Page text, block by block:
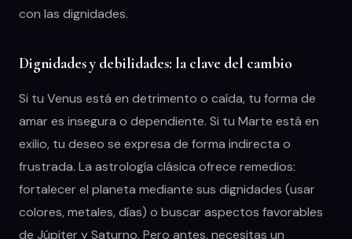
con las dignidades.
Dignidades y debilidades: la clave del cambio
Si tu Venus está en detrimento o caída, tu forma de
amar es insegura o dependiente. Si tu Marte está en
exilio, tu deseo se expresa de forma indirecta o
frustrada. La astrología clásica ofrece remedios:
fortalecer el planeta mediante sus dignidades (usar
colores, metales, días) o buscar aspectos favorables
de Júpiter y Saturno. Pero antes, necesitas un